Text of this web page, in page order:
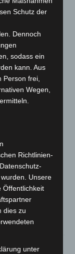
12 Uhr und
Museum 8
wegen der
oder in
Schutz der
Dennoch
sodass ein
kann. Aus
frei,
Wegen,
Richtlinien-
Unsere
Öffentlichkeit
dies zu
unter